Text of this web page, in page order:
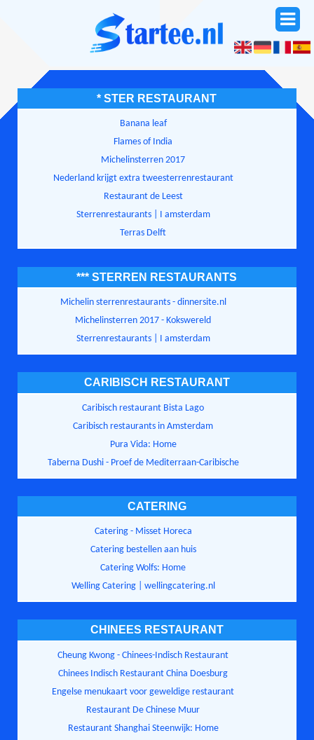
* STER RESTAURANT
Banana leaf
Flames of India
Michelinsterren 2017
Nederland krijgt extra tweesterrenrestaurant
Restaurant de Leest
Sterrenrestaurants | I amsterdam
Terras Delft
*** STERREN RESTAURANTS
Michelin sterrenrestaurants - dinnersite.nl
Michelinsterren 2017 - Kokswereld
Sterrenrestaurants | I amsterdam
CARIBISCH RESTAURANT
Caribisch restaurant Bista Lago
Caribisch restaurants in Amsterdam
Pura Vida: Home
Taberna Dushi - Proef de Mediterraan-Caribische
CATERING
Catering - Misset Horeca
Catering bestellen aan huis
Catering Wolfs: Home
Welling Catering | wellingcatering.nl
CHINEES RESTAURANT
Cheung Kwong - Chinees-Indisch Restaurant
Chinees Indisch Restaurant China Doesburg
Engelse menukaart voor geweldige restaurant
Restaurant De Chinese Muur
Restaurant Shanghai Steenwijk: Home